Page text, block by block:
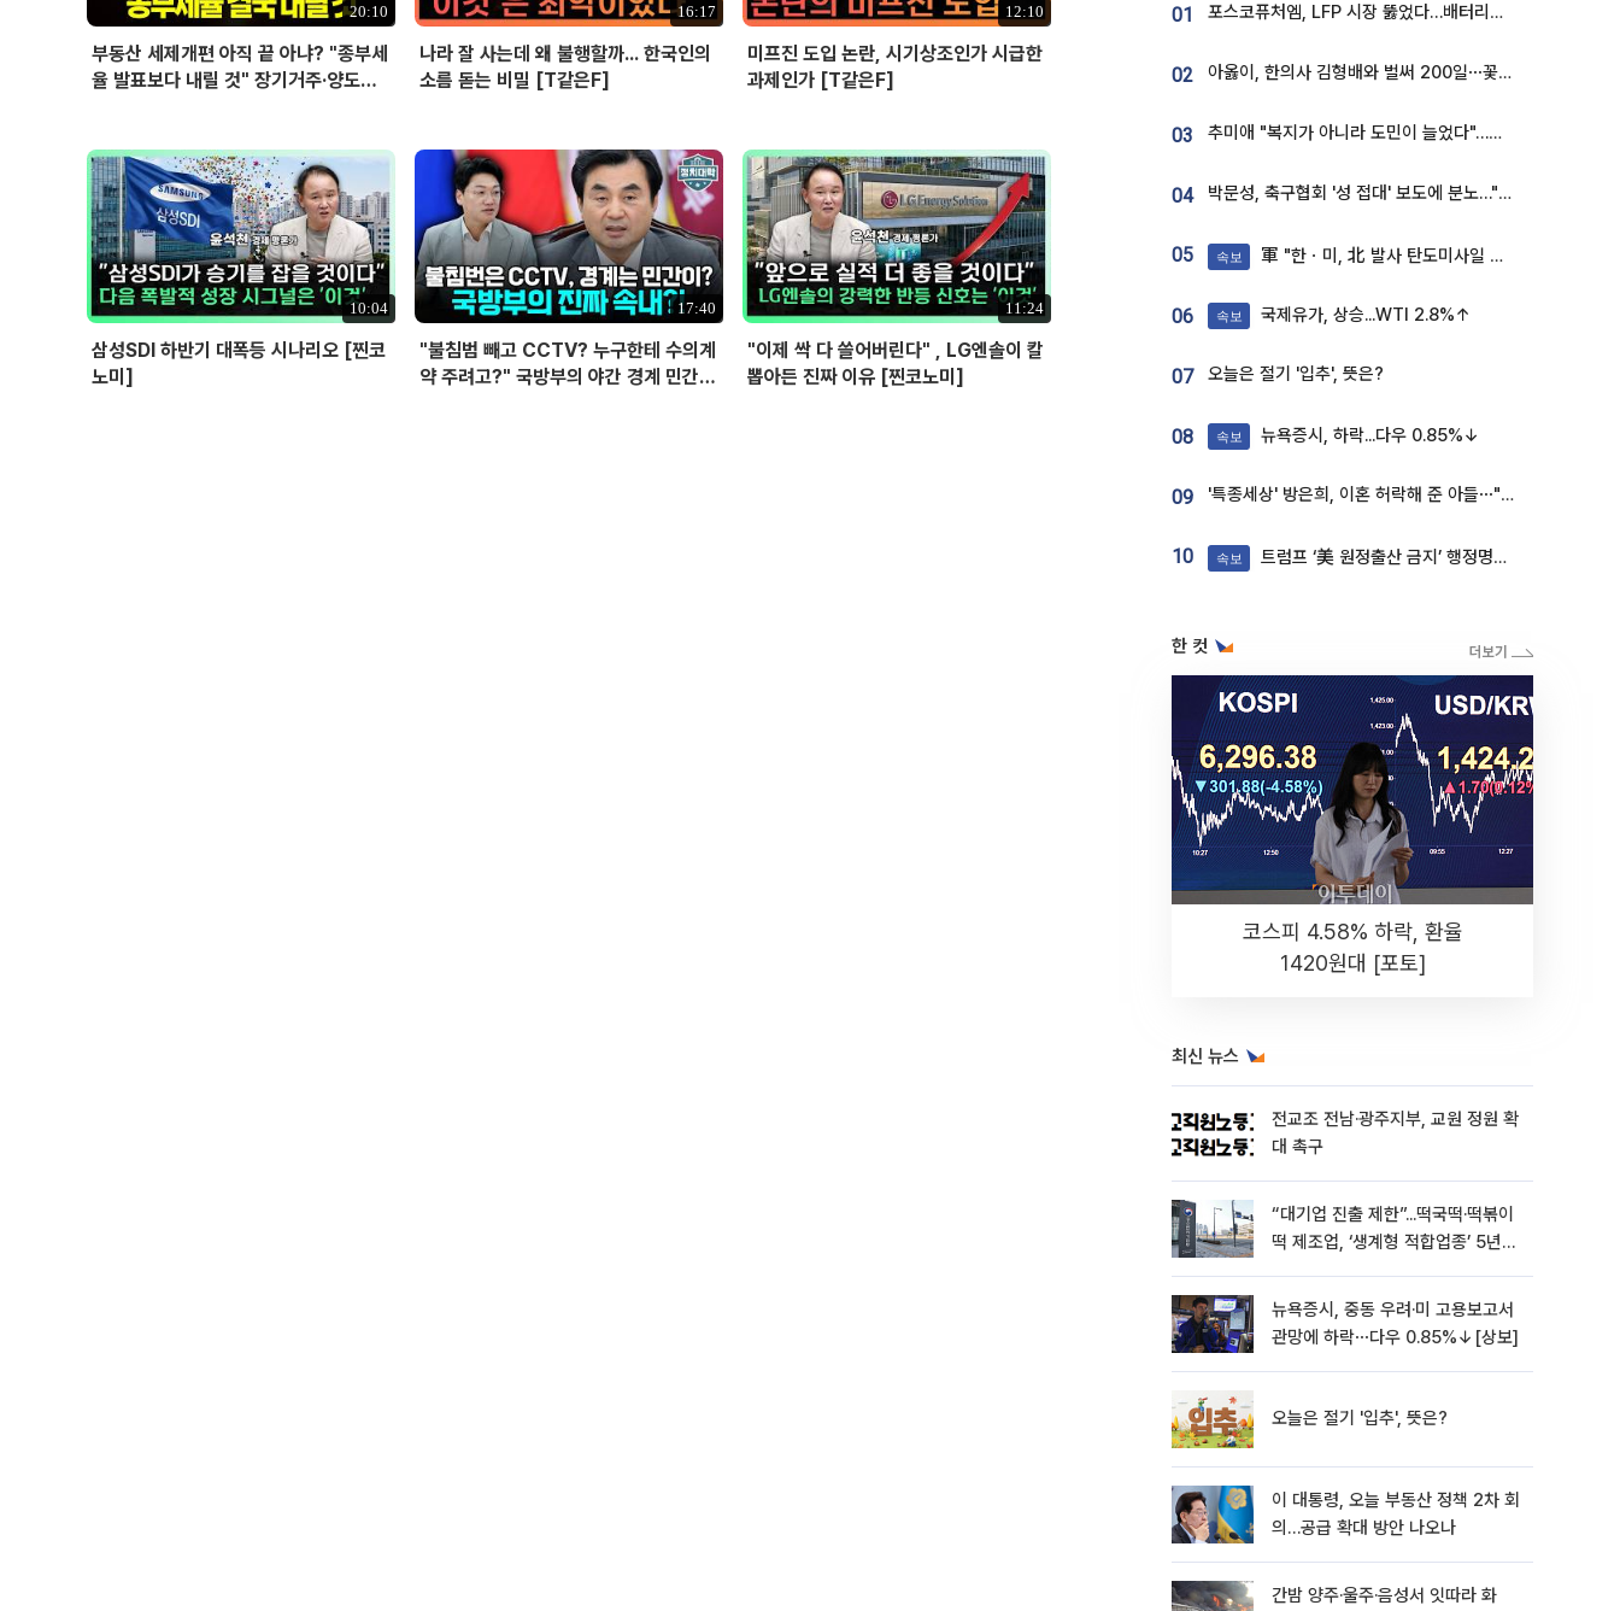
20:10
부동산 세제개편 아직 끝 아냐? "종부세
율 발표보다 내릴 것" 장기거주·양도세
16:17
나라 잘 사는데 왜 불행할까... 한국인의
소름 돋는 비밀 [T같은F]
12:10
미프진 도입 논란, 시기상조인가 시급한
과제인가 [T같은F]
10:04
삼성SDI 하반기 대폭등 시나리오 [찐코
노미]
17:40
"불침범 빼고 CCTV? 누구한테 수의계
약 주려고?" 국방부의 야간 경계 민간
11:24
"이제 싹 다 쓸어버린다" , LG엔솔이 칼
뽑아든 진짜 이유 [찐코노미]
01 포스코퓨처엠, LFP 시장 뚫었다…배터리사와 대규모 장기 공급 합의
02 아옳이, 한의사 김형배와 벌써 200일⋯꽃다발 들고 "프러포즈 아냐"
03 추미애 "복지가 아니라 도민이 늘었다"…재정난 책임론 정면돌파
04 박문성, 축구협회 '성 접대' 보도에 분노…"다 말아먹으려고 작정했나"
05 속보 軍 "한ㆍ미, 北 발사 탄도미사일 제원 정밀분석 중"
06 속보 국제유가, 상승...WTI 2.8%↑
07 오늘은 절기 '입추', 뜻은?
08 속보 뉴욕증시, 하락...다우 0.85%↓
09 '특종세상' 방은희, 이혼 허락해 준 아들⋯"너무 잘 커줬다" 오열
10 속보 트럼프 ‘美 원정출산 금지’ 행정명령 서명
한 컷
코스피 4.58% 하락, 환율
1420원대 [포토]
최신 뉴스
전교조 전남·광주지부, 교원 정원 확
대 촉구
“대기업 진출 제한”...떡국떡·떡볶이
떡 제조업, ‘생계형 적합업종’ 5년
뉴욕증시, 중동 우려·미 고용보고서
관망에 하락⋯다우 0.85%↓[상보]
오늘은 절기 '입추', 뜻은?
이 대통령, 오늘 부동산 정책 2차 회
의…공급 확대 방안 나오나
간밤 양주·울주·음성서 잇따라 화